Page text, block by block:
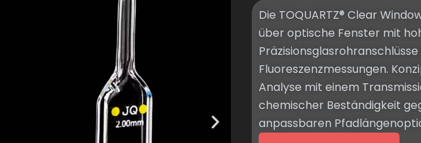
Die TOQUARTZ® Clear
über optische Fenster mit
Fluoreszenzmessungen.
Analyse mit einem
chemischer Beständigkeit
anpassbaren